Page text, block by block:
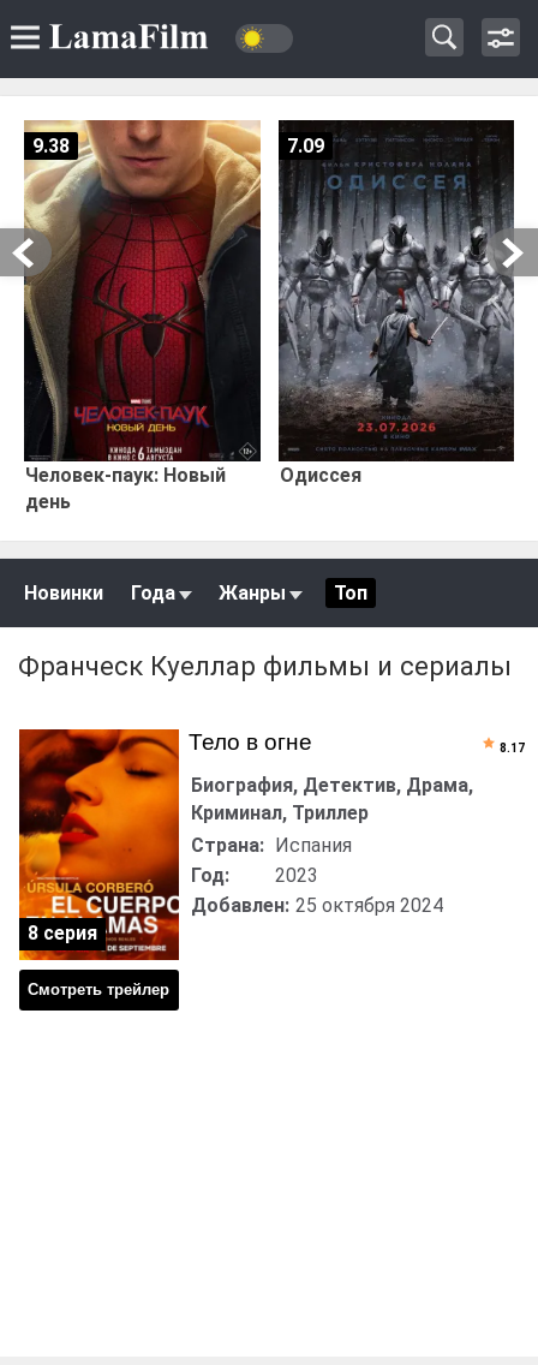
Человек-паук: Новый
день
9.38
Одиссея
7.09
Новинки Года Жанры Топ
Франческ Куеллар фильмы и сериалы
Тело в огне
Смотреть трейлер
Биография, Детектив, Драма,
Криминал, Триллер
Страна: Испания
Год:
2023
Добавлен: 25 октября 2024
8 серия
8.17